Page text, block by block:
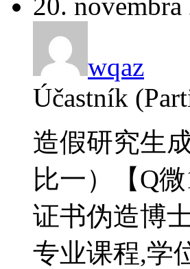
20.
wqaz
Účastník
造假研究生
比一）【Q
证书伪造博
专业课程,学